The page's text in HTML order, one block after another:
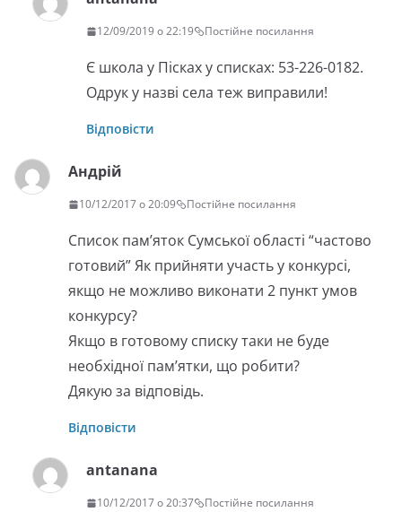
12/09/2019 о 22:19 Постійне посилання
Є школа у Пісках у списках: 53-226-0182.
Одрук у назві села теж виправили!
Відповісти
Андрій
10/12/2017 о 20:09 Постійне посилання
Список пам’яток Сумської області “частово
готовий” Як прийняти участь у конкурсі,
якщо не можливо виконати 2 пункт умов
конкурсу?
Якщо в готовому списку таки не буде
необхідної пам’ятки, що робити?
Дякую за відповідь.
Відповісти
antanana
10/12/2017 о 20:37 Постійне посилання